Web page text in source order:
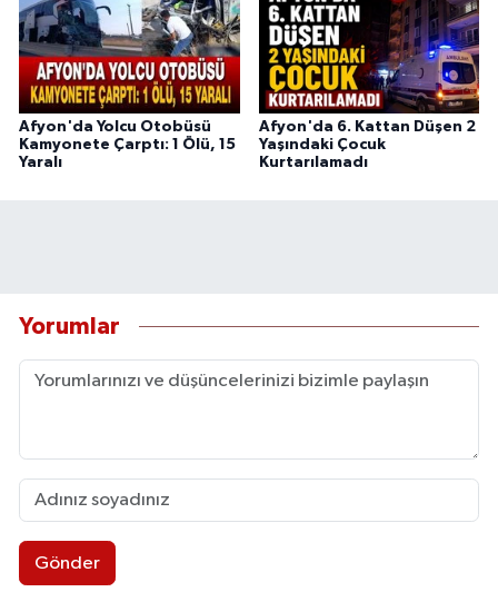
Afyon'da Yolcu Otobüsü
Kamyonete Çarptı: 1 Ölü, 15
Yaralı
Afyon'da 6. Kattan Düşen 2
Yaşındaki Çocuk
Kurtarılamadı
Yorumlar
Gönder